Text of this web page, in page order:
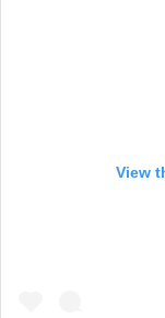
View